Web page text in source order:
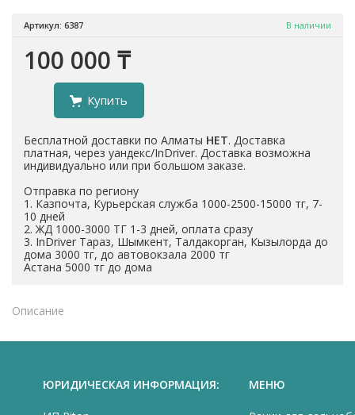
Артикул: 6387 В наличии
100 000 ₸
Купить
Бесплатной доставки по Алматы НЕТ. Доставка
платная, через уандекс/InDriver. Доставка возможна
индивидуально или при большом заказе.
Отправка по региону
1. Казпочта, Курьерская служба 1000-2500-15000 тг, 7-
10 дней
2. ЖД 1000-3000 ТГ 1-3 дней, оплата сразу
3. InDriver Тараз, Шымкент, Талдакорган, Кызылорда до
дома 3000 тг, до автовокзала 2000 тг
Астана 5000 тг до дома
Описание
ЮРИДИЧЕСКАЯ ИНФОРМАЦИЯ: МЕНЮ